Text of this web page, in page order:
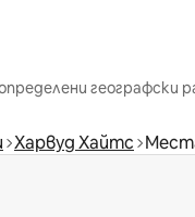
географски
Харвуд Хайтс